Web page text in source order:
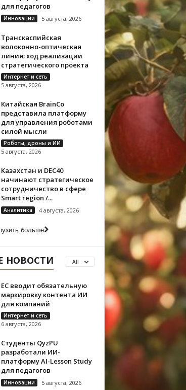
для педагогов
Инновации 5 августа, 2026
Транскаспийская
волоконно-оптическая
линия: ход реализации
стратегического проекта
Интернет и сеть
5 августа, 2026
Китайская BrainCo
представила платформу
для управления роботами
силой мысли
Роботы, дроны и ИИ
5 августа, 2026
Казахстан и DEC40
начинают стратегическое
сотрудничество в сфере
Smart region /...
Аналитика 4 августа, 2026
больше
НОВОСТИ All
ЕС вводит обязательную
маркировку контента ИИ
для компаний
Интернет и сеть
6 августа, 2026
Студенты QyzPU
разработали ИИ-
платформу AI-Lesson Study
для педагогов
Инновации 5 августа, 2026